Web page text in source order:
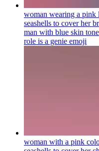
woman wearing a pink
seashells to cover her
man with blue skin
role is a genie emoji
woman with a pink